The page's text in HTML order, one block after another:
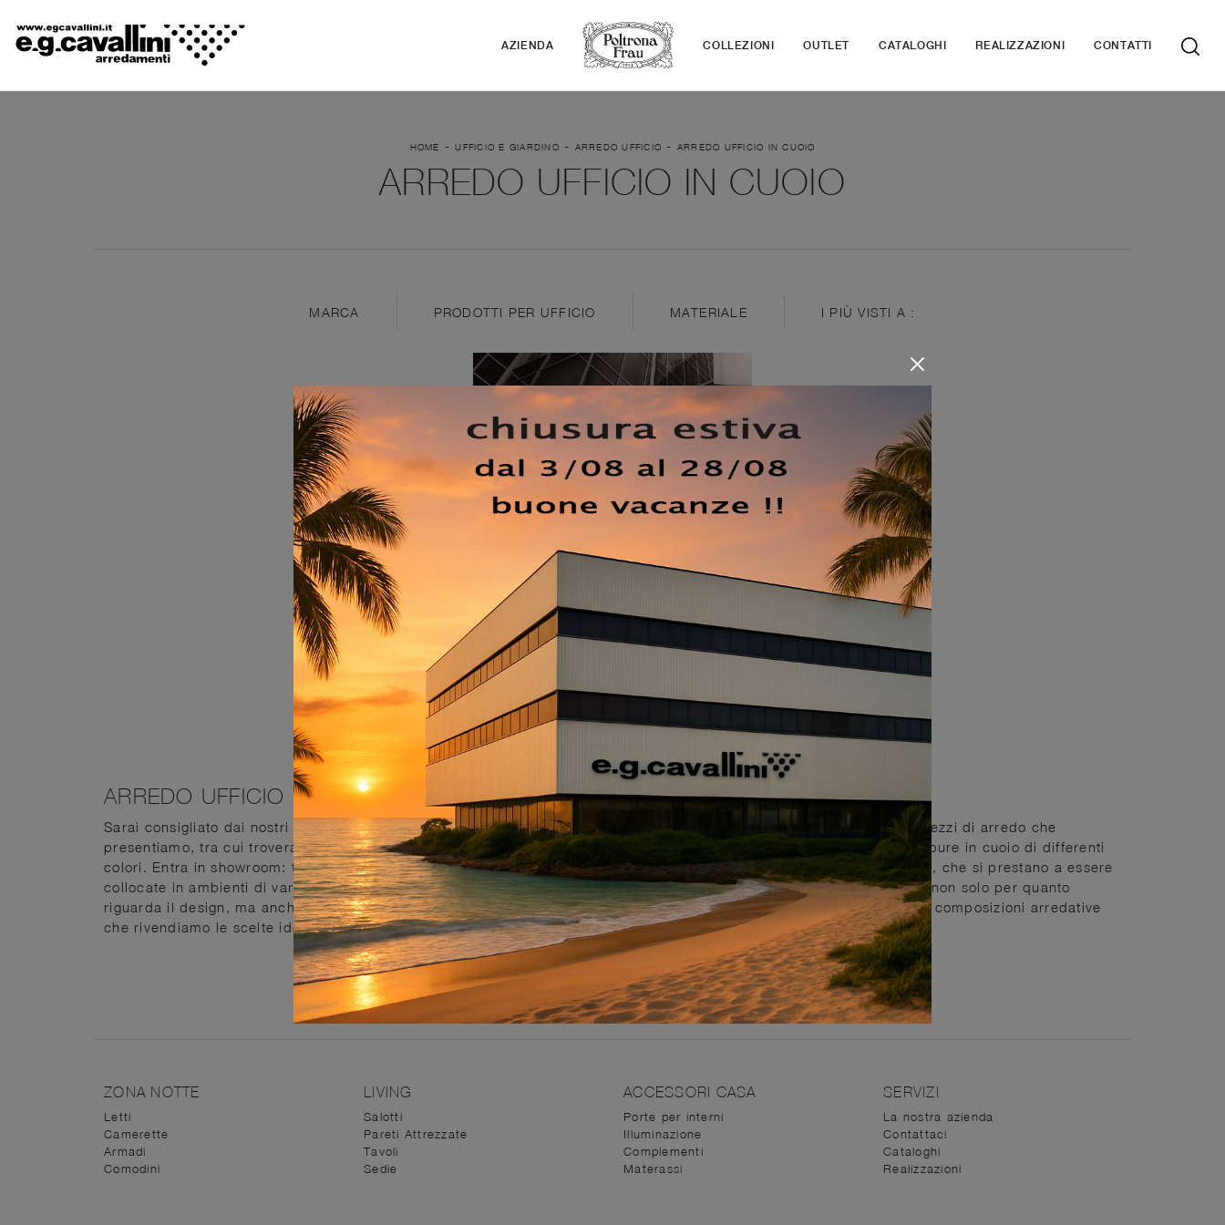
AZIENDA COLLEZIONI OUTLET CATALOGHI REALIZZAZIONI CONTATTI
HOME -UFFICIO E GIARDINO - ARREDO UFFICIO - ARREDO UFFICIO IN CUOIO
ARREDO UFFICIO IN CUOIO
MARCA PRODOTTI PER UFFICIO MATERIALE I PIÙ VISTI A :
ARREDO UFFICIO IN CUOIO
Sarai consigliato dai nostri arredatori validi che saranno felici di garantire consulenza nell'arredo e post acquisto. Glipezzi di arredo che
presentiamo, tra cui troverai anche molteplici modelli di Arredo Ufficio, sono sempre fatti in materiali durevoli, perciò pure in cuoio di differenti
colori. Entra in showroom: trovi tutto quello di cui hai bisogno tra le composizioni arredative
in cuoio
che presentiamo, che si prestano a essere
collocate in ambienti di vario tipo. Le composizioni arredative da non perdere che presentiamo sono belle e resistenti non solo per quanto
riguarda il design, ma anche per funzionalità ed ergonomia. L'eccellenza delle finiture e la loro funzionalità rendono le composizioni arredative
che rivendiamo le scelte ideali per le esigenze individuali.
ZONA NOTTE
Letti
Camerette
Armadi
Comodini
LIVING
Salotti
Pareti Attrezzate
Tavoli
Sedie
ACCESSORI CASA
Porte per interni
Illuminazione
Complementi
Materassi
SERVIZI
La nostra azienda
Contattaci
Cataloghi
Realizzazioni